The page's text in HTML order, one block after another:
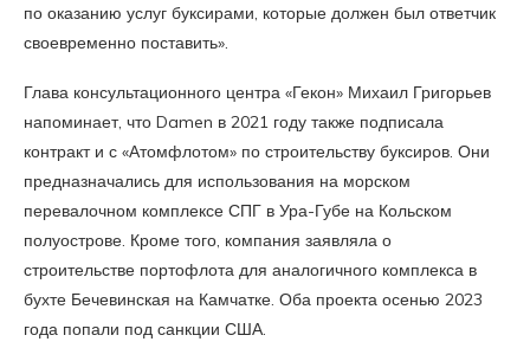
по оказанию услуг буксирами, которые должен был ответчик
своевременно поставить».
Глава консультационного центра «Гекон» Михаил Григорьев
напоминает, что Damen в 2021 году также подписала
контракт и с «Атомфлотом» по строительству буксиров. Они
предназначались для использования на морском
перевалочном комплексе СПГ в Ура-Губе на Кольском
полуострове. Кроме того, компания заявляла о
строительстве портофлота для аналогичного комплекса в
бухте Бечевинская на Камчатке. Оба проекта осенью 2023
года попали под санкции США.